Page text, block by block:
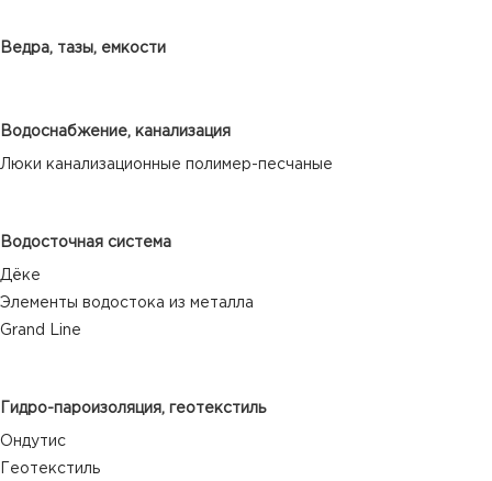
Ведра, тазы, емкости
Водоснабжение, канализация
Люки канализационные полимер-песчаные
Водосточная система
Дёке
Элементы водостока из металла
Grand Line
Гидро-пароизоляция, геотекстиль
Ондутис
Геотекстиль